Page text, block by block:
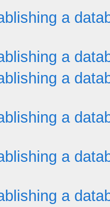
a
a
a
a
a
a